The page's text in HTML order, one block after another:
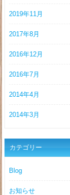
2019年11月
2017年8月
2016年12月
2016年7月
2014年4月
2014年3月
カテゴリー
Blog
お知らせ